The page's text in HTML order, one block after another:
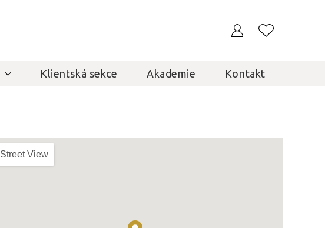
Klientská sekce Akademie Kontakt
Street View